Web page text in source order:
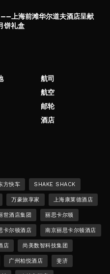
上海前滩华尔道夫酒店呈献
饼礼盒
航司
航空
邮轮
酒店
方快车 SHAKE SHACK
万豪旅享家 上海康莱德酒店
世酒店集团 丽思卡尔顿
卡尔顿酒店 南京丽思卡尔顿酒店
店 尚美数智科技集团
广州柏悦酒店 斐济